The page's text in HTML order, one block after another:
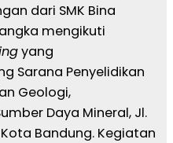
dari SMK Bina
mengikuti
yang
Sarana Penyelidikan
Geologi,
Daya Mineral, Jl.
Bandung. Kegiatan